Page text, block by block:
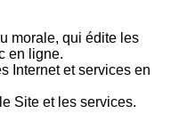
morale, qui édite les
en ligne.
Internet et services en
Site et les services.